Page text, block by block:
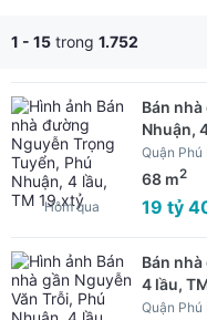
1 - 15 trong 1.752
Bán
Nhuận,
Quận Phú
68 m2
19 tỷ
Hôm qua
Bán
4 lầu,
Quận Phú